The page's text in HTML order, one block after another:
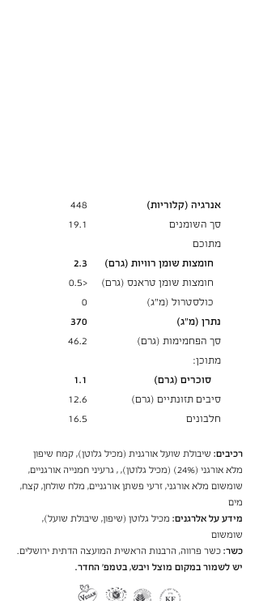
רכיבים: שיבולת שועל אורגנית (מכיל גלוטן), קמח שיפון
מלא אורגני (24%) (מכיל גלוטן), , גרעיני חמנייה אורגניים,
שומשום מלא אורגני, זרעי פשתן אורגניים, מלח שולחן, קצח,
מים
מידע על אלרגנים: מכיל גלוטן (שיפון, שיבולת שועל),
שומשום
כשר: כשר פרווה, הרבנות הראשית המועצה הדתית ירושלים.
יש לשמור במקום מוצל ויבש, בטמפ׳ החדר.
אנרגיה (קלוריות)
סך השומנים
מתוכם
חומצות שומן רוויות (גרם)
חומצות שומן טראנס (גרם)
כולסטרול (מ"ג)
נתרן (מ"ג)
סך הפחמימות (גרם)
מתוכן:
סוכרים (גרם)
סיבים תזונתיים (גרם)
חלבונים
448
19.1
2.3
<‭‬0.5
0
370
46.2
1.1
12.6
16.5